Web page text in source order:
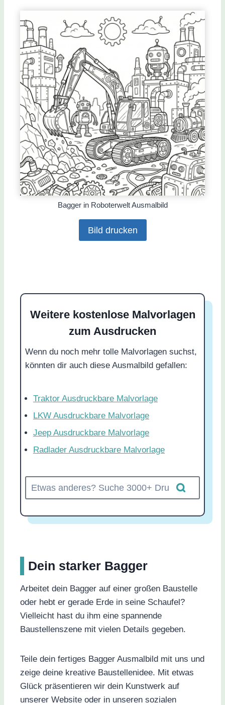
Bagger in Roboterwelt Ausmalbild
Bild drucken
Weitere kostenlose Malvorlagen
zum Ausdrucken
Wenn du noch mehr tolle Malvorlagen suchst,
könnten dir auch diese Ausmalbild gefallen:
Traktor Ausdruckbare Malvorlage
LKW Ausdruckbare Malvorlage
Jeep Ausdruckbare Malvorlage
Radlader Ausdruckbare Malvorlage
Dein starker Bagger
Arbeitet dein Bagger auf einer großen Baustelle
oder hebt er gerade Erde in seine Schaufel?
Vielleicht hast du ihm eine spannende
Baustellenszene mit vielen Details gegeben.
Teile dein fertiges Bagger Ausmalbild mit uns und
zeige deine kreative Baustellenidee. Mit etwas
Glück präsentieren wir dein Kunstwerk auf
unserer Website oder in unseren sozialen